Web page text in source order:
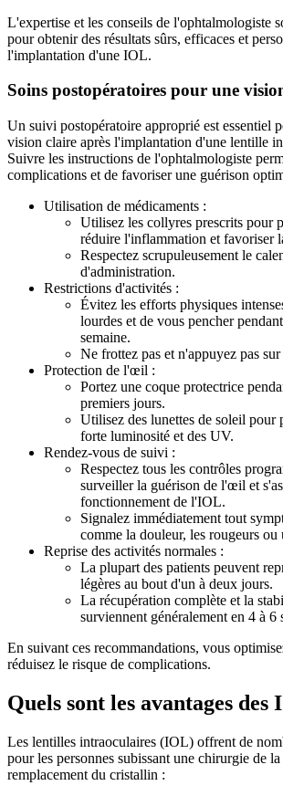
L'expertise et les conseils de l'ophtalmologiste
pour obtenir des résultats sûrs, efficaces et
l'implantation d'une IOL.
Soins postopératoires pour une
Un suivi postopératoire approprié est essentiel
vision claire après l'implantation d'une lentille
Suivre les instructions de l'ophtalmologiste
complications et de favoriser une guérison
Utilisation de médicaments :
Utilisez les collyres prescrits pour
réduire l'inflammation et favoriser
Respectez scrupuleusement le
d'administration.
Restrictions d'activités :
Évitez les efforts physiques
lourdes et de vous pencher
semaine.
Ne frottez pas et n'appuyez pas
Protection de l'œil :
Portez une coque protectrice
premiers jours.
Utilisez des lunettes de soleil
forte luminosité et des UV.
Rendez-vous de suivi :
Respectez tous les contrôles
surveiller la guérison de l'œil et
fonctionnement de l'IOL.
Signalez immédiatement tout
comme la douleur, les rougeurs ou
Reprise des activités normales :
La plupart des patients peuvent
légères au bout d'un à deux jours.
La récupération complète et la
surviennent généralement en 4 à 6
En suivant ces recommandations, vous
réduisez le risque de complications.
Quels sont les avantages des
Les lentilles intraoculaires (IOL) offrent de
pour les personnes subissant une chirurgie de
remplacement du cristallin :